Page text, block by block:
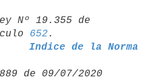
Nº 19.355 de
652
Indice de la Norma
de 09/07/2020